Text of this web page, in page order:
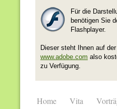
Für die
benötigen Sie
Flashplayer.
Dieser steht Ihnen auf
www.adobe.com also
zu Verfügung.
Home Vita